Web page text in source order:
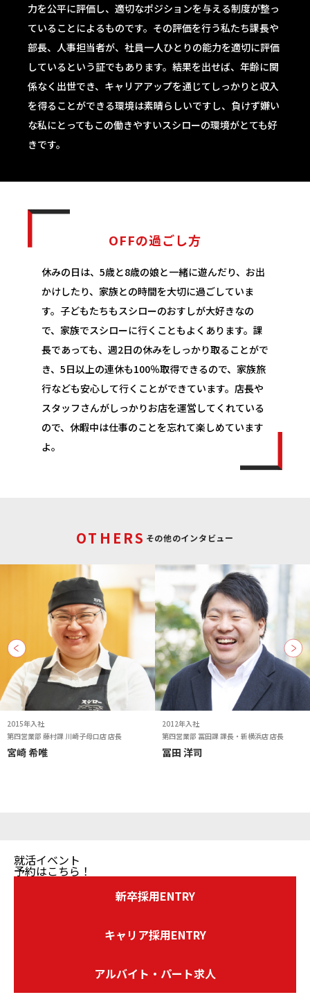
力を公平に評価し、適切なポジションを与える制度が整っ
ていることによるものです。その評価を行う私たち課長や
部長、人事担当者が、社員一人ひとりの能力を適切に評価
しているという証でもあります。結果を出せば、年齢に関
係なく出世でき、キャリアアップを通じてしっかりと収入
を得ることができる環境は素晴らしいですし、負けず嫌い
な私にとってもこの働きやすいスシローの環境がとても好
きです。
OFFの過ごし方
休みの日は、5歳と8歳の娘と一緒に遊んだり、お出
かけしたり、家族との時間を大切に過ごしていま
す。子どもたちもスシローのおすしが大好きなの
で、家族でスシローに行くこともよくあります。課
長であっても、週2日の休みをしっかり取ることがで
き、5日以上の連休も100％取得できるので、家族旅
行なども安心して行くことができています。店長や
スタッフさんがしっかりお店を運営してくれている
ので、休暇中は仕事のことを忘れて楽しめています
よ。
OTHERS その他のインタビュー
2015年入社
第四営業部 藤村課 川崎子母口店 店長
宮崎 希唯
2012年入社
第四営業部 冨田課 課長・新横浜店 店長
冨田 洋司
新卒採用ENTRY
就活イベント
予約はこちら！
キャリア採用ENTRY
アルバイト・パート求人